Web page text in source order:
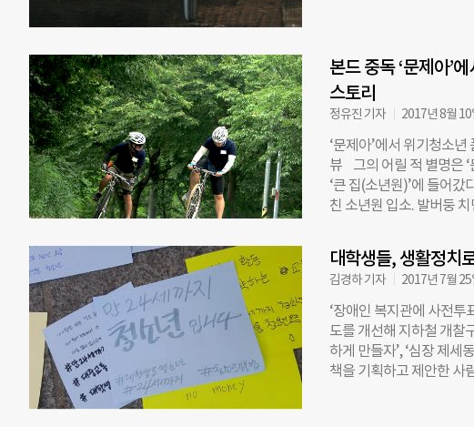
생 등 아동과 청소년에게
다. 지난해엔 1400여기
습니다. ◇그럼 나도 작가
나눔회의 글그림잔치는
고 싶었다. 컴퓨터를 끄
립을 돕는 ‘카페 보노보’
게 안정적인 일터와 쉼터
보노보에선 미래의 바리
이뤄진다. 학교 밖 청소년
도록 마련한 공간이자 배
사회에 적응하지 못하던
못했지만 이젠 새로운 메
본드 중독 ‘문제아’
스토리
정유진 기자 2017년 8월 10
‘문제아’에서 위기청소
뷰 그의 어릴 적 별명은 ‘
‘큰 집(소년원)’에 들어
친 소년원 입소. 발버둥
볼 때마다, 가슴이 쿵 하
다. ‘문제아’로 불리던 그
‘세상을품은아이들(이하
강해지고 싶었던 ‘독립군
치유와 자립을 돕는 위기
고, 청소년들이 내면의 가
명의 위기청소년들이 세
대학생들, 생활정치
김경하 기자 2017년 7월 25
‘장애인 복지관에 사전투
도를 개선해 지하철 개찰
하게 만들자’, ‘심장 제
책을 기획하고 제안한 사